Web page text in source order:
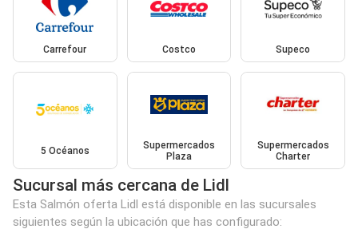
Carrefour Costco Supeco
5 Océanos
Supermercados
Plaza
Supermercados
Charter
Sucursal más cercana de Lidl
Esta Salmón oferta Lidl está disponible en las sucursales
siguientes según la ubicación que has configurado: